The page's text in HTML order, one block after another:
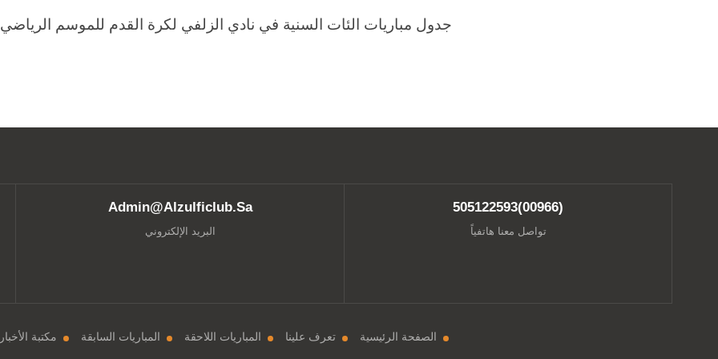
جدول مباريات الئات السنية في نادي الزلفي لكرة القدم للموسم الرياضي 2024-2025م
(00966)505122593
تواصل معنا هاتفياً
Admin@alzulficlub.sa
البريد الإلكتروني
الصفحة الرئيسية تعرف علينا المباريات اللاحقة المباريات السابقة مكتبة الأخبار